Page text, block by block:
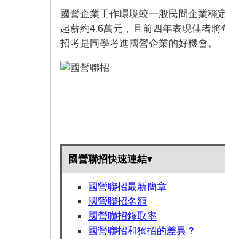
國營企業工作環境較一般民間企業穩
起薪約4.6萬元，且前四年表現佳者將
招考是同學考進國營企業的好機會。
國營聯招快速連結▾
國營聯招最新簡章
國營聯招名額
國營聯招錄取率
國營聯招和獨招的差異？